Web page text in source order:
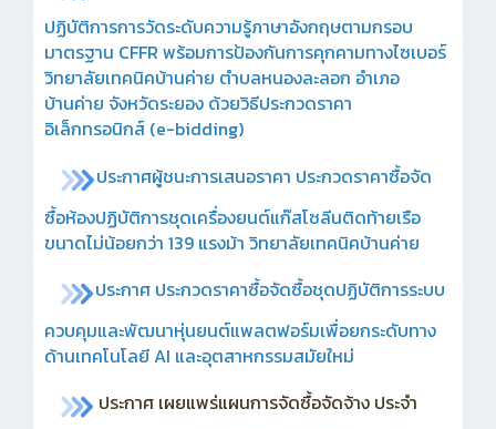
ปฏิบัติการการวัดระดับความรู้ภาษาอังกฤษตามกรอบ
มาตรฐาน CFFR พร้อมการป้องกันการคุกคามทางไซเบอร์
วิทยาลัยเทคนิคบ้านค่าย ตำบลหนองละลอก อำเภอ
บ้านค่าย จังหวัดระยอง ด้วยวิธีประกวดราคา
อิเล็กทรอนิกส์ (e-bidding)
ประกาศผู้ชนะการเสนอราคา ประกวดราคาซื้อจัด
ซื้อห้องปฏิบัติการชุดเครื่องยนต์แก๊สโซลีนติดท้ายเรือ
ขนาดไม่น้อยกว่า 139 แรงม้า วิทยาลัยเทคนิคบ้านค่าย
ประกาศ ประกวดราคาซื้อจัดซื้อชุดปฏิบัติการระบบ
ควบคุมและพัฒนาหุ่นยนต์แพลตฟอร์มเพื่อยกระดับทาง
ด้านเทคโนโลยี AI และอุตสาหกรรมสมัยใหม่
ประกาศ เผยแพร่แผนการจัดซื้อจัดจ้าง ประจำ